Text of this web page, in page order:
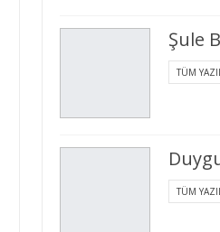
Şule
TÜM
TÜM